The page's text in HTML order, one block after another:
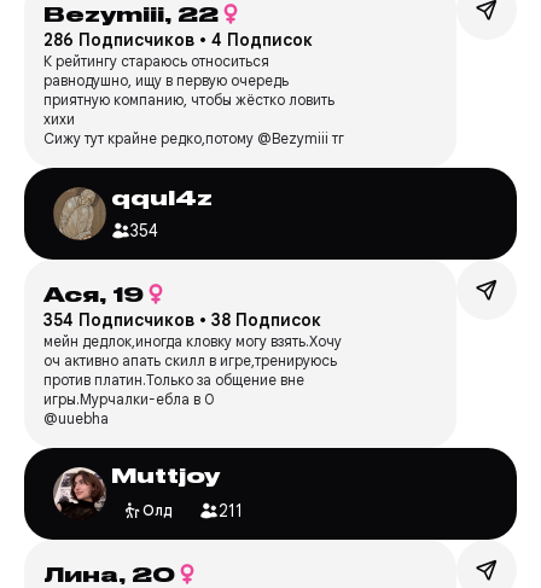
Bezymiii, 22
286 Подписчиков • 4 Подписок
К рейтингу стараюсь относиться
равнодушно, ищу в первую очередь
приятную компанию, чтобы жёстко ловить
хихи
Сижу тут крайне редко,потому @Bezymiii тг
qqul4z
354
Ася, 19
354 Подписчиков • 38 Подписок
мейн дедлок,иногда кловку могу взять.Хочу
оч активно апать скилл в игре,тренируюсь
против платин.Только за общение вне
игры.Мурчалки-ебла в 0
@uuebha
Muttjoy
Олд 211
Лина, 20